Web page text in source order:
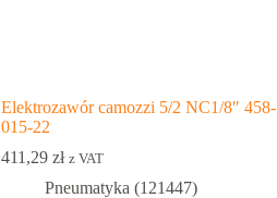
Elektrozawór camozzi 5/2 NC1/8″ 458-
015-22
411,29 zł z VAT
Pneumatyka (121447)